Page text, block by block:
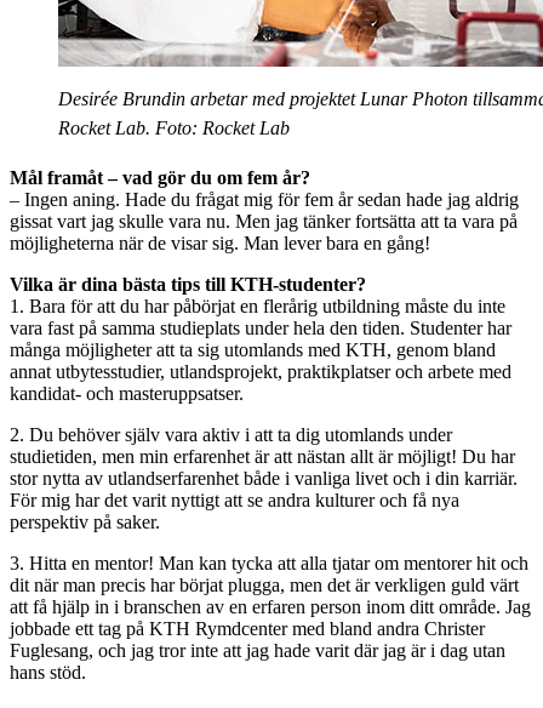
Desirée Brundin arbetar med projektet Lunar Photon
Rocket Lab. Foto: Rocket Lab
Mål framåt – vad gör du om fem år?
– Ingen aning. Hade du frågat mig för fem år sedan hade jag aldrig
gissat vart jag skulle vara nu. Men jag tänker fortsätta att ta vara på
möjligheterna när de visar sig. Man lever bara en gång!
Vilka är dina bästa tips till KTH-studenter?
1. Bara för att du har påbörjat en flerårig utbildning måste du inte
vara fast på samma studieplats under hela den tiden. Studenter har
många möjligheter att ta sig utomlands med KTH, genom bland
annat utbytesstudier, utlandsprojekt, praktikplatser och arbete med
kandidat- och masteruppsatser.
2. Du behöver själv vara aktiv i att ta dig utomlands under
studietiden, men min erfarenhet är att nästan allt är möjligt! Du har
stor nytta av utlandserfarenhet både i vanliga livet och i din karriär.
För mig har det varit nyttigt att se andra kulturer och få nya
perspektiv på saker.
3. Hitta en mentor! Man kan tycka att alla tjatar om mentorer hit och
dit när man precis har börjat plugga, men det är verkligen guld värt
att få hjälp in i branschen av en erfaren person inom ditt område. Jag
jobbade ett tag på KTH Rymdcenter med bland andra Christer
Fuglesang, och jag tror inte att jag hade varit där jag är i dag utan
hans stöd.